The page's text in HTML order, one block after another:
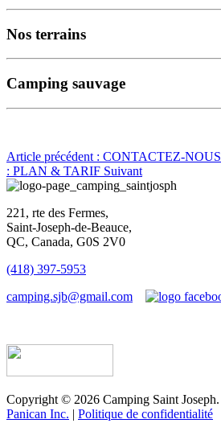
Nos terrains
Camping sauvage
Article précédent : CONTACTEZ-NOUS
: PLAN & TARIF Suivant
221, rte des Fermes,
Saint-Joseph-de-Beauce,
QC, Canada, G0S 2V0
(418) 397-5953
camping.sjb@gmail.com
Copyright © 2026 Camping Saint Joseph.
Panican Inc. | Politique de confidentialité